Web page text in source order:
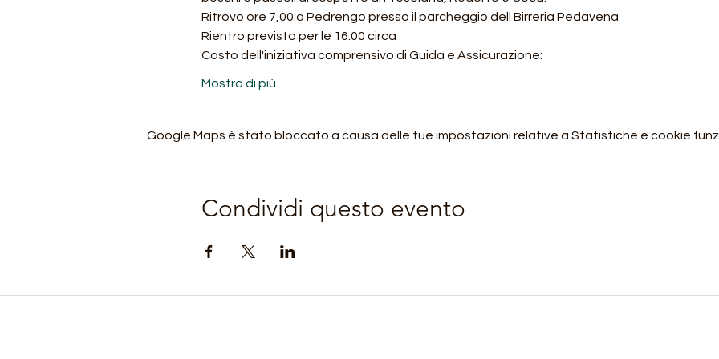
Ritrovo ore 7,00 a Pedrengo presso il parcheggio dell Birreria Pedavena
Rientro previsto per le 16.00 circa
Costo dell'iniziativa comprensivo di Guida e Assicurazione:
Mostra di più
Google Maps è stato bloccato a causa delle tue impostazioni relative a Statistiche e cookie
Condividi questo evento